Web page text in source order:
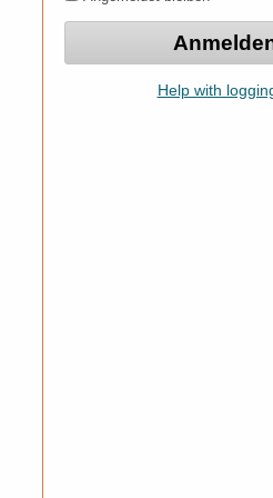
Help with